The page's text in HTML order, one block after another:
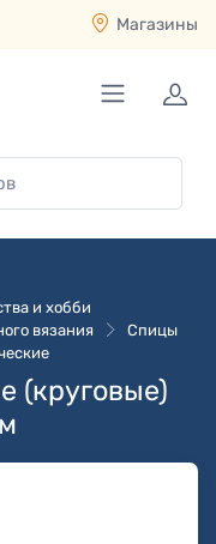
Магазины
и хобби
вязания
Спицы
(круговые)